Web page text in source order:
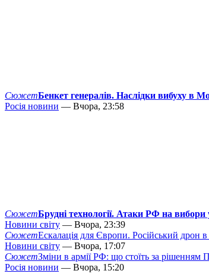
СюжетБенкет генералів. Наслідки вибуху в
Росія новини — Вчора, 23:58
СюжетБрудні технології. Атаки РФ на вибори
Новини світу — Вчора, 23:39
СюжетЕскалація для Європи. Російський дрон
Новини світу — Вчора, 17:07
СюжетЗміни в армії РФ: що стоїть за рішенням
Росія новини — Вчора, 15:20